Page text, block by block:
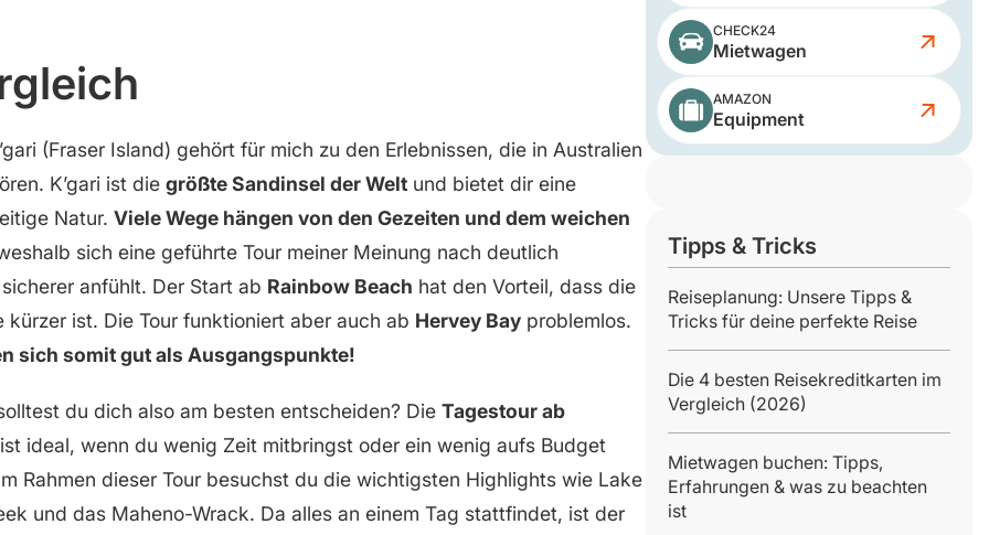
(Fraser Island) gehört für mich zu den Erlebnissen, die in Australien
K’gari ist die größte Sandinsel der Weltund bietet dir eine
Natur. Viele Wege hängen von den Gezeiten und dem weichen
sich eine geführte Tour meiner Meinung nach deutlich
anfühlt. Der Start ab Rainbow Beach hat den Vorteil, dass die
kürzer ist. Die Tour funktioniert aber auch ab Hervey Bayproblemlos.
sich somit gut als Ausgangspunkte!
du dich also am besten entscheiden? Die Tagestour ab
ist ideal, wenn du wenig Zeit mitbringst oder ein wenig aufs Budget
Rahmen dieser Tour besuchst du die wichtigsten Highlights wie Lake
und das Maheno-Wrack. Da alles an einem Tag stattfindet, ist der
CHECK24
Mietwagen
AMAZON
Equipment
Tipps & Tricks
Reiseplanung: Unsere Tipps &
Tricks für deine perfekte Reise
Die 4 besten Reisekreditkarten im
Vergleich (2026)
Mietwagen buchen: Tipps,
Erfahrungen & was zu beachten
ist